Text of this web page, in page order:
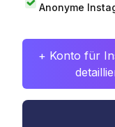
Anonyme
+ Konto für